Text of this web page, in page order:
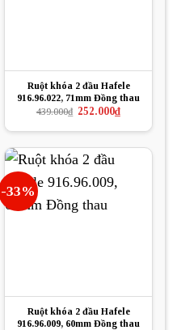
Ruột khóa 2 đầu Hafele
916.96.022, 71mm Đồng thau
439.000₫ Giá
là:
252.000₫Giá
hiện
tại
252.000₫.
-33%
Ruột khóa 2 đầu Hafele
916.96.009, 60mm Đồng thau